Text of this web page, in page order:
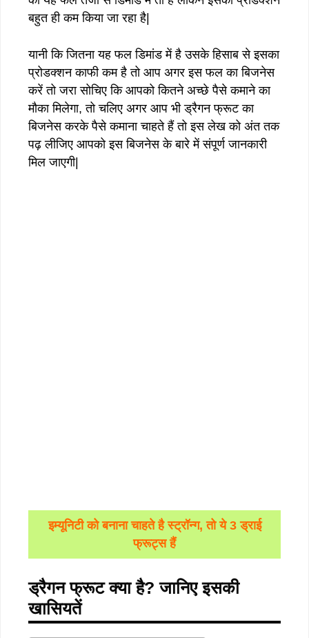
बहुत ही कम किया जा रहा है|
यानी कि जितना यह फल डिमांड में है उसके हिसाब से इसका
प्रोडक्शन काफी कम है तो आप अगर इस फल का बिजनेस
करें तो जरा सोचिए कि आपको कितने अच्छे पैसे कमाने का
मौका मिलेगा, तो चलिए अगर आप भी ड्रैगन फ्रूट का
बिजनेस करके पैसे कमाना चाहते हैं तो इस लेख को अंत तक
पढ़ लीजिए आपको इस बिजनेस के बारे में संपूर्ण जानकारी
मिल जाएगी|
इम्यूनिटी को बनाना चाहते है स्ट्रॉन्ग, तो ये 3 ड्राई
फ्रूट्स हैं
ड्रैगन फ्रूट क्या है?जानिए इसकी
खासियतें